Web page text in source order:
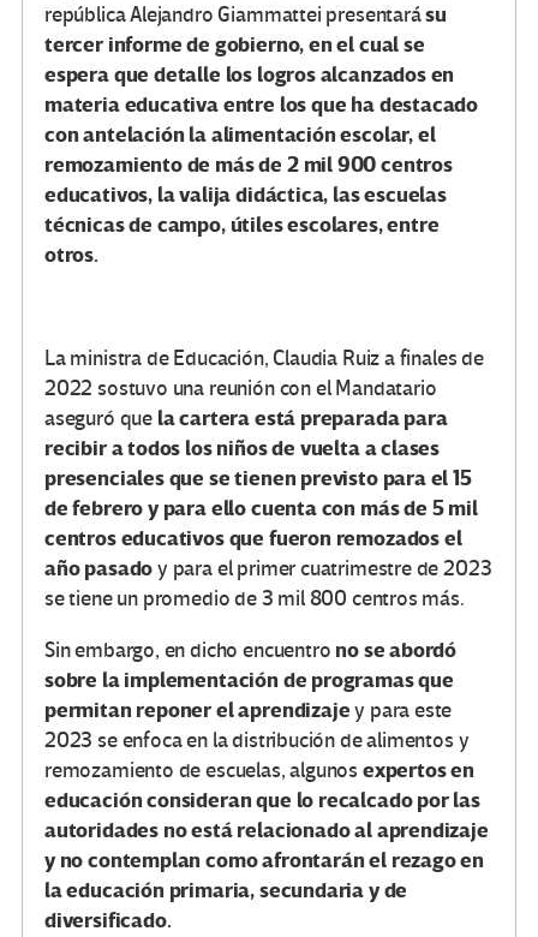
república Alejandro Giammattei presentarásu
tercer informe de gobierno, en el cual se
espera que detalle los logros alcanzados en
materia educativa entre los que ha destacado
con antelación la alimentación escolar, el
remozamiento de más de 2 mil 900 centros
educativos, la valija didáctica, las escuelas
técnicas de campo, útiles escolares, entre
otros.
La ministra de Educación, Claudia Ruiz a finales de
2022 sostuvo una reunión con el Mandatario
aseguró que la cartera está preparada para
recibir a todos los niños de vuelta a clases
presenciales que se tienen previsto para el 15
de febrero y para ello cuenta con más de 5 mil
centros educativos que fueron remozados el
año pasadoy para el primer cuatrimestre de 2023
se tiene un promedio de 3 mil 800 centros más.
Sin embargo, en dicho encuentro no se abordó
sobre la implementación de programas que
permitan reponer el aprendizajey para este
2023 se enfoca en la distribución de alimentos y
remozamiento de escuelas, algunos expertos en
educación consideran que lo recalcado por las
autoridades no está relacionado al aprendizaje
y no contemplan como afrontarán el rezago en
la educación primaria, secundaria y de
diversificado.